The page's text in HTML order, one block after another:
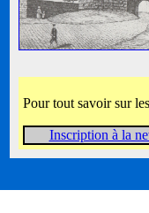
Pour tout savoir sur
Inscription à la